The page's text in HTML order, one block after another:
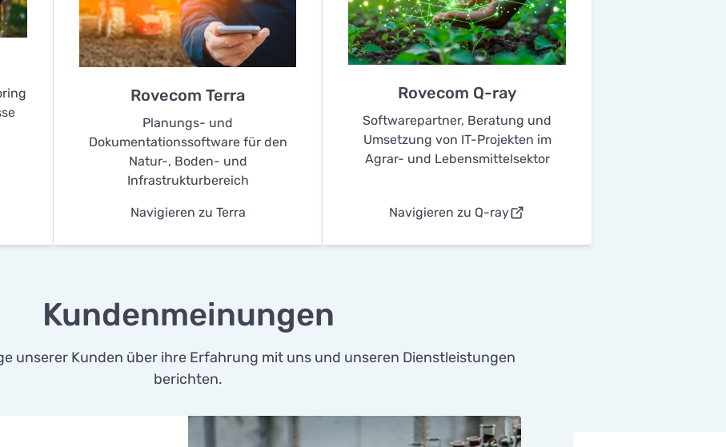
Rovecom Terra
Planungs- und
Dokumentationssoftware für den
Natur-, Boden- und
Infrastrukturbereich
Navigieren zu Terra
Rovecom Q-ray
Softwarepartner, Beratung und
Umsetzung von IT-Projekten im
Agrar- und Lebensmittelsektor
Navigieren zu Q-ray
Kundenmeinungen
unserer Kunden über ihre Erfahrung mit uns und unseren Dienstleistungen
berichten.